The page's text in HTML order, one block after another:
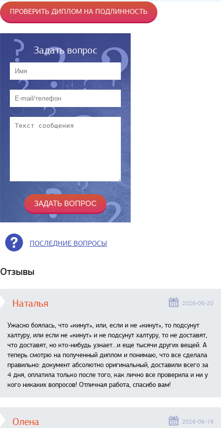
ПРОВЕРИТЬ ДИПЛОМ НА ПОДЛИННОСТЬ
Задать вопрос
ПОСЛЕДНИЕ ВОПРОСЫ
Отзывы
Наталья 2026-06-20
Ужасно боялась, что «кинут», или, если и не «кинут», то подсунут
халтуру, или если не «кинут» и не подсунут халтуру, то не доставят,
что доставят, но кто-нибудь узнает...и еще тысячи других вещей. А
теперь смотрю на полученный диплом и понимаю, что все сделала
правильно: документ абсолютно оригинальный, доставили всего за
4 дня, оплатила только после того, как лично все проверила и ни у
кого никаких вопросов! Отличная работа, спасибо вам!
Олена 2026-06-19